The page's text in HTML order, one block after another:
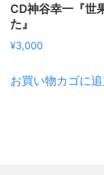
CD神谷幸一『世
た』
¥3,000
お買い物カゴに